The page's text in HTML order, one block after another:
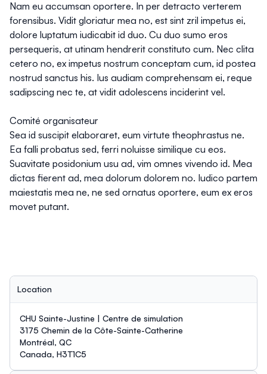
Nam eu accumsan oportere. In per detracto verterem
forensibus. Vidit gloriatur mea no, est sint zril impetus ei,
dolore luptatum iudicabit id duo. Cu duo sumo eros
persequeris, at utinam hendrerit constituto cum. Nec clita
cetero no, ex impetus nostrum conceptam cum, id postea
nostrud sanctus his. Ius audiam comprehensam ei, reque
sadipscing nec te, at vidit adolescens inciderint vel.
Comité organisateur
Sea id suscipit elaboraret, eum virtute theophrastus ne.
Ea falli probatus sed, ferri noluisse similique cu eos.
Suavitate posidonium usu ad, vim omnes vivendo id. Mea
dictas fierent ad, mea dolorum dolorem no. Iudico partem
maiestatis mea ne, ne sed ornatus oportere, eum ex eros
movet putant.
Location
CHU Sainte-Justine | Centre de simulation
3175 Chemin de la Côte-Sainte-Catherine
Montréal, QC
Canada, H3T1C5